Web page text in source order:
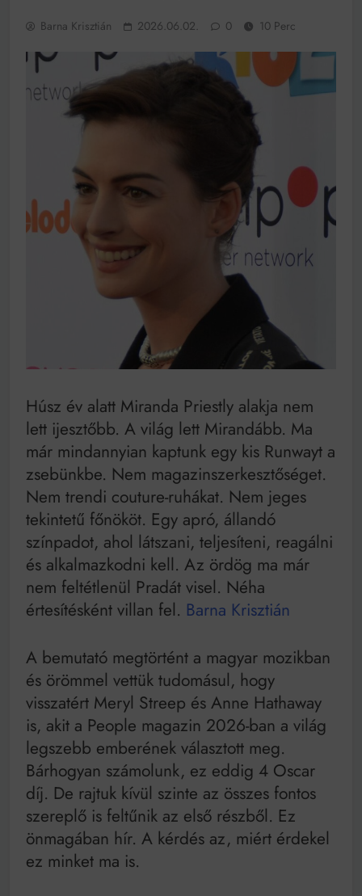
nőhetnek a bérleti díjak a ponthatárhirdetés után az
leplezett le
Ahol köszönnek, ott még van város
Amikor a Tetris boldogabbá tesz, mint a szerelem
Karinthy Frigyes: a zseni, aki belenézett a saját
koponyájába
Ki akarsz törni. De miből?
Az öregség nem csak ránc?
Az ördög még mindig Pradát visel. De te miért öltözöl
Móricz Zsigmond: falusi író vagy boncmester?
Mindenki a világot akarja uralni – de nem csak a 80-
as években
működik, ha jól van felújítva
Barna Krisztián 2026.06.02. 0 10 Perc
Húsz év alatt Miranda Priestly alakja nem
lett ijesztőbb. A világ lett Mirandább. Ma
már mindannyian kaptunk egy kis Runwayt a
zsebünkbe. Nem magazinszerkesztőséget.
Nem trendi couture-ruhákat. Nem jeges
tekintetű főnököt. Egy apró, állandó
színpadot, ahol látszani, teljesíteni, reagálni
és alkalmazkodni kell. Az ördög ma már
nem feltétlenül Pradát visel. Néha
értesítésként villan fel. Barna Krisztián
A bemutató megtörtént a magyar mozikban
és örömmel vettük tudomásul, hogy
visszatért Meryl Streep és Anne Hathaway
is, akit a People magazin 2026-ban a világ
legszebb emberének választott meg.
Bárhogyan számolunk, ez eddig 4 Oscar
díj. De rajtuk kívül szinte az összes fontos
szereplő is feltűnik az első részből. Ez
önmagában hír. A kérdés az, miért érdekel
ez minket ma is.